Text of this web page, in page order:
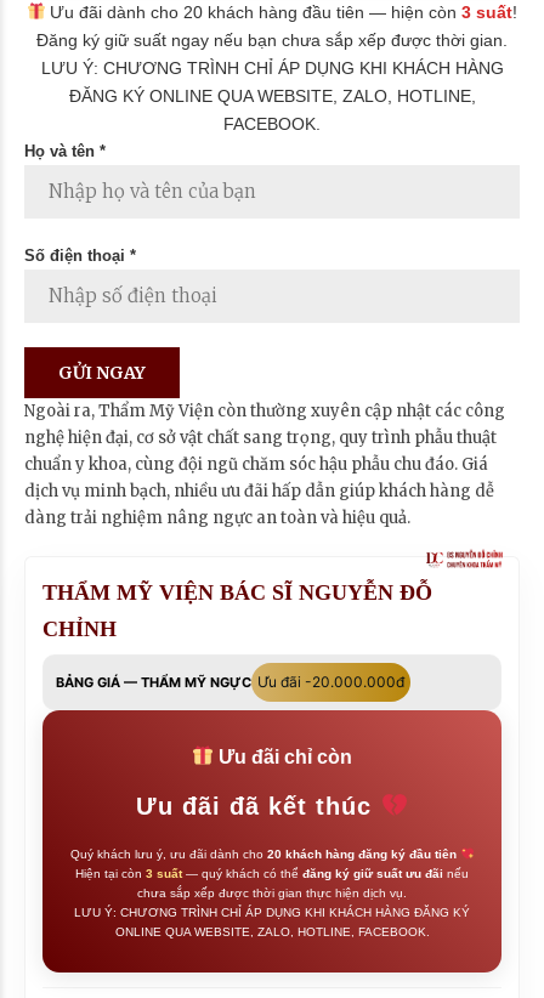
Ưu đãi dành cho 20 khách hàng đầu tiên — hiện còn3 suất!
Đăng ký giữ suất ngay nếu bạn chưa sắp xếp được thời gian.
LƯU Ý: CHƯƠNG TRÌNH CHỈ ÁP DỤNG KHI KHÁCH HÀNG
ĐĂNG KÝ ONLINE QUA WEBSITE, ZALO, HOTLINE,
FACEBOOK.
Họ và tên *
Số điện thoại *
Ngoài ra, Thẩm Mỹ Viện còn thường xuyên cập nhật các công
nghệ hiện đại, cơ sở vật chất sang trọng, quy trình phẫu thuật
chuẩn y khoa, cùng đội ngũ chăm sóc hậu phẫu chu đáo. Giá
dịch vụ minh bạch, nhiều ưu đãi hấp dẫn giúp khách hàng dễ
dàng trải nghiệm nâng ngực an toàn và hiệu quả.
THẨM MỸ VIỆN BÁC SĨ NGUYỄN ĐỖ
CHỈNH
BẢNG GIÁ — THẨM MỸ NGỰC Ưu đãi -20.000.000đ
Ưu đãi chỉ còn
Ưu đãi đã kết thúc
Quý khách lưu ý, ưu đãi dành cho 20 khách hàng đăng ký đầu tiên
Hiện tại còn 3 suất— quý khách có thể đăng ký giữ suất ưu đãi nếu
chưa sắp xếp được thời gian thực hiện dịch vụ.
LƯU Ý: CHƯƠNG TRÌNH CHỈ ÁP DỤNG KHI KHÁCH HÀNG ĐĂNG KÝ
ONLINE QUA WEBSITE, ZALO, HOTLINE, FACEBOOK.